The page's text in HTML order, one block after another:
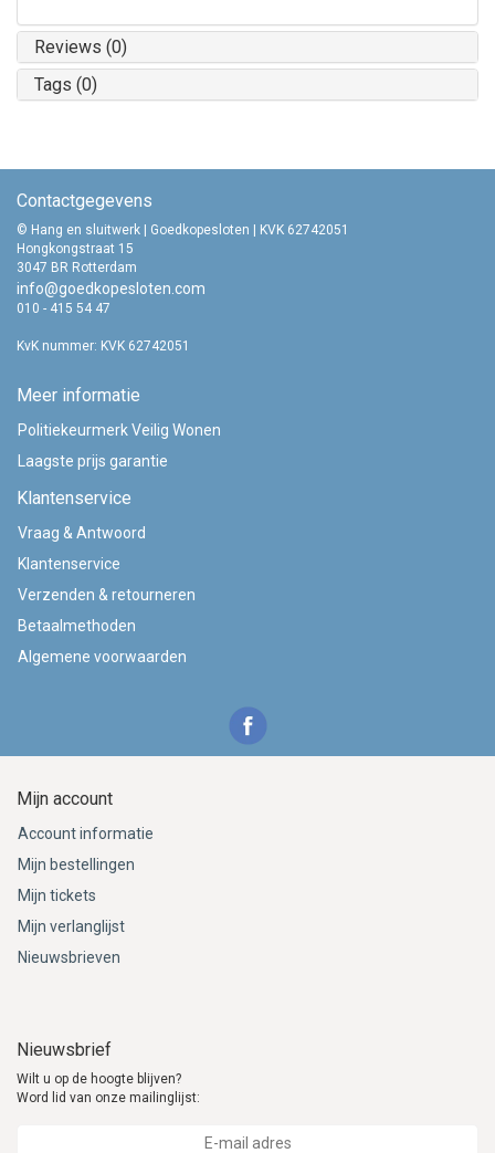
Reviews (0)
Tags (0)
Contactgegevens
© Hang en sluitwerk | Goedkopesloten | KVK 62742051
Hongkongstraat 15
3047 BR Rotterdam
info@goedkopesloten.com
010 - 415 54 47
KvK nummer: KVK 62742051
Meer informatie
Politiekeurmerk Veilig Wonen
Laagste prijs garantie
Klantenservice
Vraag & Antwoord
Klantenservice
Verzenden & retourneren
Betaalmethoden
Algemene voorwaarden
Mijn account
Account informatie
Mijn bestellingen
Mijn tickets
Mijn verlanglijst
Nieuwsbrieven
Nieuwsbrief
Wilt u op de hoogte blijven?
Word lid van onze mailinglijst: